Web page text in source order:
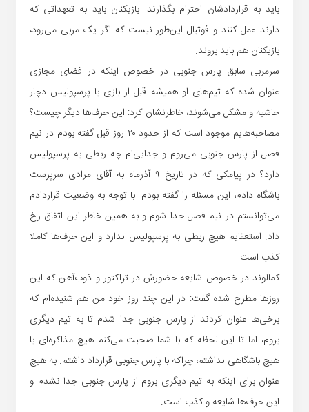
باید به قراردادشان احترام بگذارند. بازیکنان باید به تعهداتی که
دارند عمل کنند و فوتبال این‌طور نیست که اگر یک مربی می‌رود،
بازیکنان هم باید بروند.
سرمربی سابق پارس جنوبی در خصوص اینکه در فضای مجازی
عنوان شده که تیم‌های او همیشه قبل از بازی با پرسپولیس دچار
حاشیه و مشکل می‌شوند، خاطرنشان کرد: این حرف‌ها دیگر چیست؟
مصاحبه‌هایم موجود است که از حدود ۲۰ روز قبل گفته بودم در نیم
فصل از پارس جنوبی می‌روم و جدایی‌ام چه ربطی به پرسپولیس
دارد؟ در پیامکی که در تاریخ ۹ آذرماه به آقای مرادی سرپرست
باشگاه دادم، این مسئله را‌‌‌‌‌‌‌‌‌‌‌‌‌‌‌‌‌‌‌‌‌‌‌‌‌‌‌‌‌‌‌‌‌‌‌‌‌‌‌‌ گفته بودم. با توجه به وضعیت قراردادم
می‌توانستم در نیم فصل جدا شوم و به همین خاطر این اتفاق رخ
داد. استعفایم هیچ ربطی به پرسپولیس ندارد و این حرف‌ها کاملا
کذب است.
کمالوند در خصوص شایعه حضورش در تراکتور و ذوب‌آهن که این
روزها مطرح شده گفت: در این چند روز خود من هم شنیده‌ام که
برخی‌ها عنوان کردند از پارس جنوبی جدا شدم تا به تیم دیگری
بروم، اما تا این لحظه که با شما صحبت می‌کنم هیچ مذاکره‌ای با
هیچ باشگاهی نداشتم، چراکه با پارس جنوبی قرارداد داشتم. به هیچ
عنوان برای اینکه به تیم دیگری بروم از پارس جنوبی جدا نشدم و
این حرف‌ها شایعه و کذب است.